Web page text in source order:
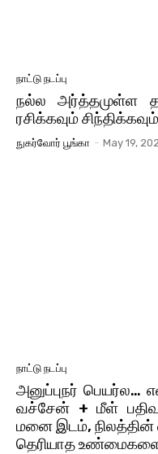
நாட்டு நடப்பு
நல்ல அர்த்தமுள்ள
ரசிக்கவும்
நுகர்வோர் பூங்கா - May 19,
நாட்டு நடப்பு
அனுப்புநர் பெயர்ல…
வச்சேன் + மீள்
மனை இடம், நிலத்தின்
தெரியாத